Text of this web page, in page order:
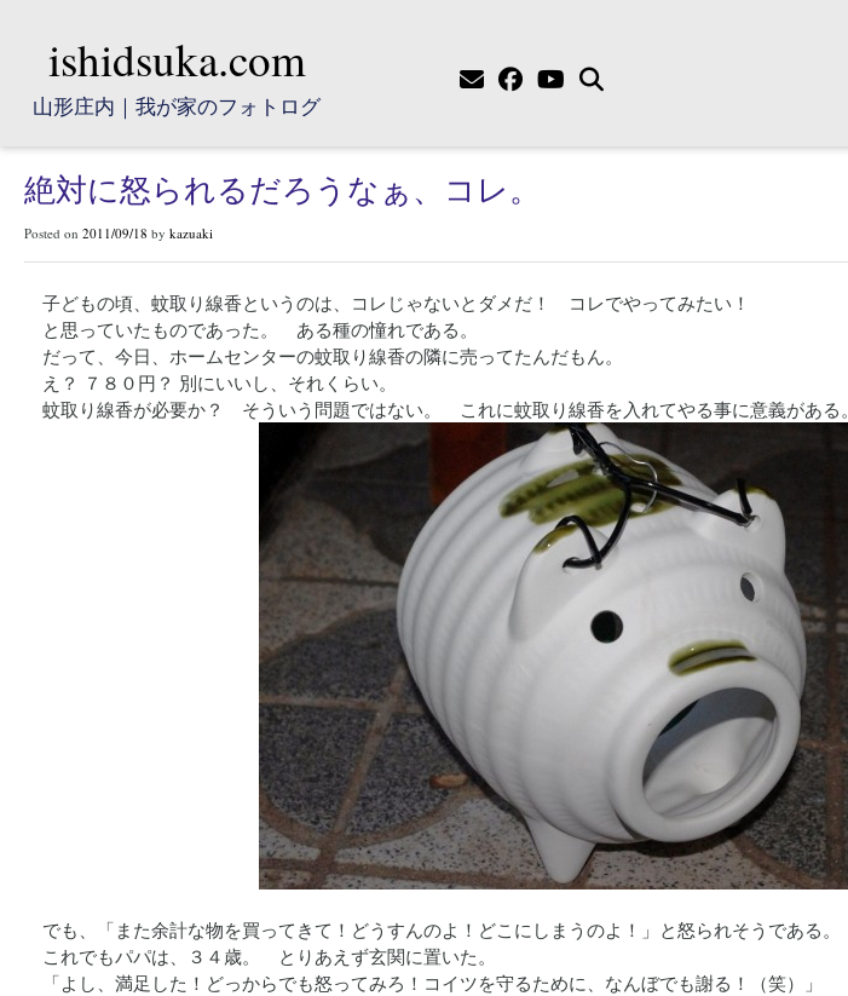
ishidsuka.com
山形庄内｜我が家のフォトログ
絶対に怒られるだろうなぁ、コレ。
Posted on 2011/09/18 by kazuaki
子どもの頃、蚊取り線香というのは、コレじゃないとダメだ！ コレでやってみたい！
と思っていたものであった。 ある種の憧れである。
だって、今日、ホームセンターの蚊取り線香の隣に売ってたんだもん。
え？ ７８０円？ 別にいいし、それくらい。
蚊取り線香が必要か？ そういう問題ではない。 これに蚊取り線香を入れてやる事に意義がある。
でも、「また余計な物を買ってきて！どうすんのよ！どこにしまうのよ！」と怒られそうである。
これでもパパは、３４歳。 とりあえず玄関に置いた。
「よし、満足した！どっからでも怒ってみろ！コイツを守るために、なんぼでも謝る！（笑）」